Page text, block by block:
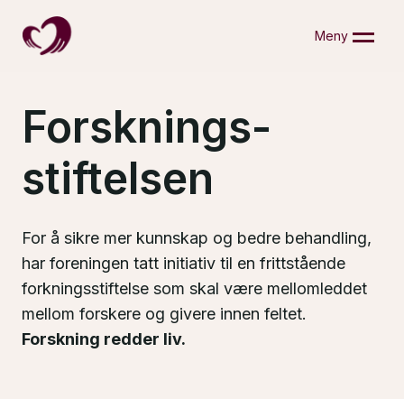
Meny
Forsknings­
stiftelsen
For å sikre mer kunnskap og bedre behandling,
har foreningen tatt initiativ til en frittstående
forkningsstiftelse som skal være mellomleddet
mellom forskere og givere innen feltet.
Forskning redder liv.